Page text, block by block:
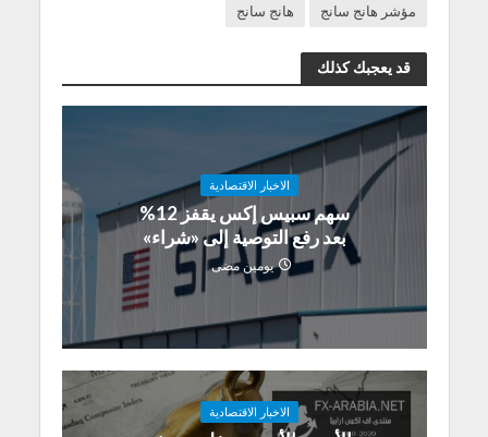
مؤشر هانج سانج
هانج سانج
قد يعجبك كذلك
الاخبار الاقتصادية
سهم سبيس إكس يقفز 12%
بعد رفع التوصية إلى «شراء»
يومين مضى
الاخبار الاقتصادية